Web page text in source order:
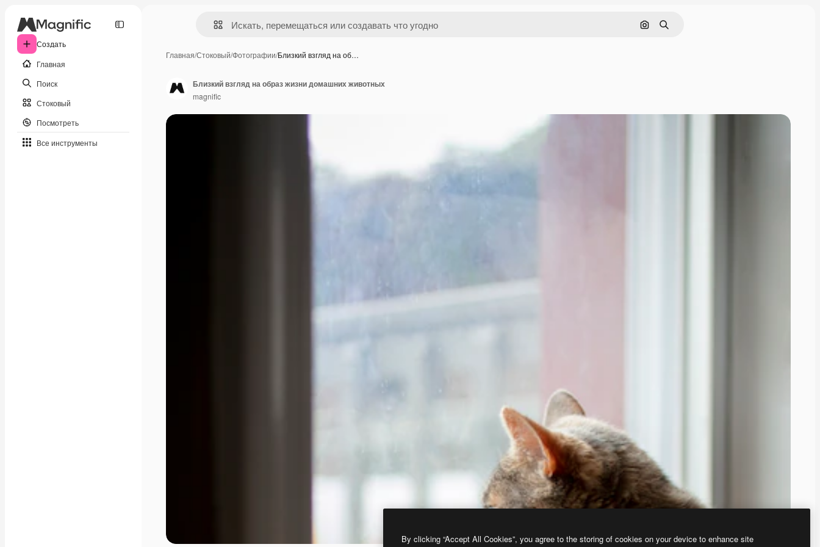
Создать
Главная
Поиск
Стоковый
Посмотреть
Все инструменты
Поиск по изображению
Поиск
Главная/Стоковый/Фотографии/Близкий взгляд на об…
Близкий взгляд на образ жизни домашних животных
magnific
By clicking “Accept All Cookies”, you agree to the storing of cookies on your device to enhance site